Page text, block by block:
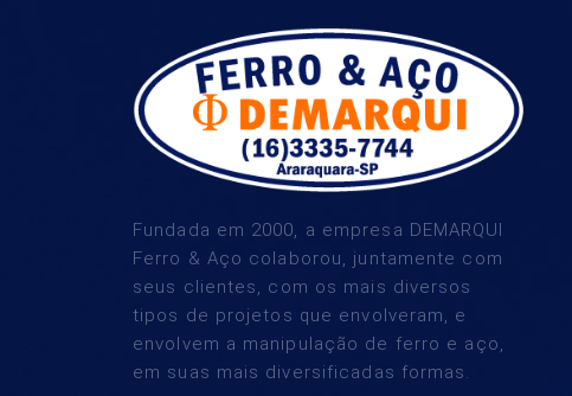
Fundada em 2000, a empresa DEMARQUI
Ferro & Aço colaborou, juntamente com
seus clientes, com os mais diversos
tipos de projetos que envolveram, e
envolvem a manipulação de ferro e aço,
em suas mais diversificadas formas.